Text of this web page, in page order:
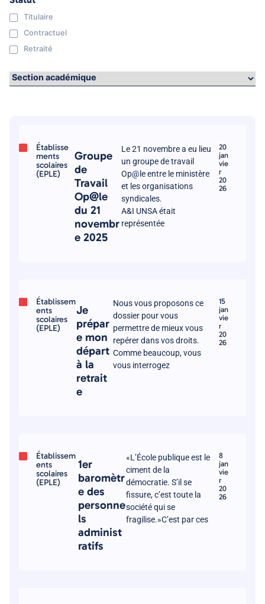
Titulaire
Contractuel
Retraité
Établisse
ments
scolaires
(EPLE)
Groupe
de
Travail
Op@le
du 21
novembr
e 2025
Le 21 novembre a eu lieu
un groupe de travail
Op@le entre le ministère
et les organisations
syndicales.
A&I UNSA était
représentée
20
jan
vie
r
20
26
Établissem
ents
scolaires
(EPLE)
Je
prépar
e mon
départ
à la
retrait
e
Nous vous proposons ce
dossier pour vous
permettre de mieux vous
repérer dans vos droits.
Comme beaucoup, vous
vous interrogez
15
jan
vie
r
20
26
Établissem
ents
scolaires
(EPLE)
1er
baromètr
e des
personne
ls
administ
ratifs
«L’École publique est le
ciment de la
démocratie. S’il se
fissure, c’est toute la
société qui se
fragilise.»C’est par ces
8
jan
vie
r
20
26